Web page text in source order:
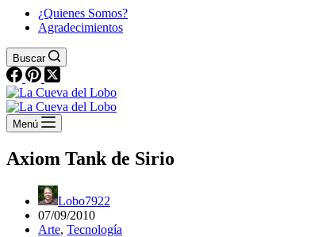
¿Quienes Somos?
Agradecimientos
Buscar
Menú
Axiom Tank de Sirio
Lobo7922
07/09/2010
Arte, Tecnología